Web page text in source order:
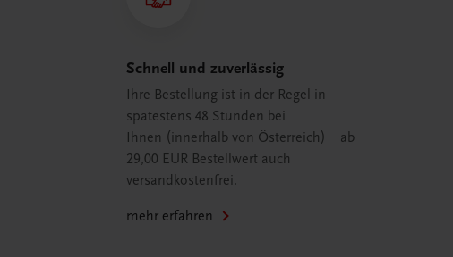
Schnell und zuverlässig
Ihre Bestellung ist in der Regel in
spätestens 48 Stunden bei
Ihnen (innerhalb von Österreich) – ab
29,00 EUR Bestellwert auch
versandkostenfrei.
mehr erfahren